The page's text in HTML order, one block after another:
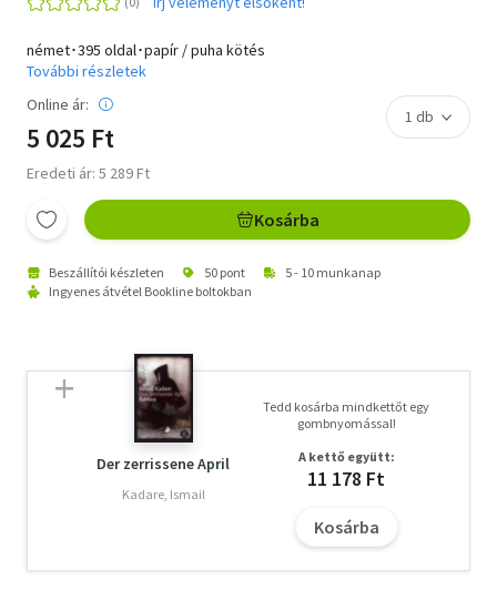
német･395 oldal･papír / puha kötés
További részletek
Online ár:
5 025 Ft
Eredeti ár: 5 289 Ft
Kosárba
Beszállítói készleten 50 pont
5 - 10 munkanap
Ingyenes átvétel Bookline boltokban
Der zerrissene April
Kadare, Ismail
Tedd kosárba mindkettőt egy
gombnyomással!
A kettő együtt:
11 178 Ft
Kosárba